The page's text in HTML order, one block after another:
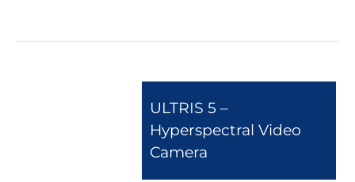
ULTRIS 5 –
Hyperspectral Video
Camera